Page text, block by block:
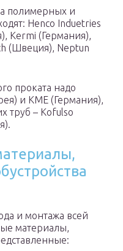
полимерных и
Henco Induetries
Kermi (Германия),
(Швеция), Neptun
проката надо
и KME (Германия),
труб – Kofulso
и монтажа всей
материалы,